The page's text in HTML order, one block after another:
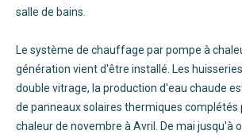
salle de bains.
Le système de chauffage par pompe à
génération vient d'être installé. Les
double vitrage, la production d'eau chaude
de panneaux solaires thermiques complétés
chaleur de novembre à Avril. De mai jusqu'à